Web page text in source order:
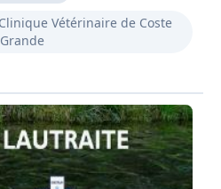
qui aiment leur métier et
fait des années qui
et humaines qui
annimal et vous et qui ne
le dire la facture
Vétérinaire de Coste
Grande